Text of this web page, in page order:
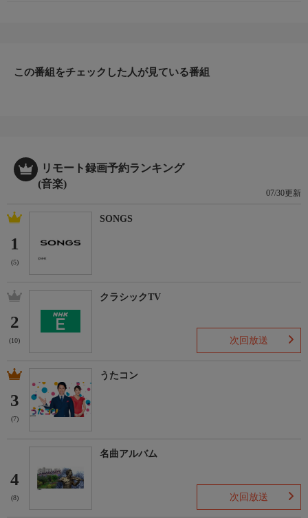
この番組をチェックした人が見ている番組
リモート録画予約ランキング
(音楽)
07/30更新
1
(5)
SONGS
2
(10)
クラシックTV
次回放送
3
(7)
うたコン
4
(8)
名曲アルバム
次回放送